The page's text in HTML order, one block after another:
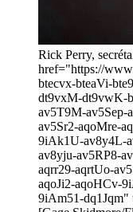
Rick Perry,
href="https://
btecvx-bteaVi-
dt9vxM-dt9vwK-
av5T9M-av5Sep-
av5Sr2-aqoMre-
9iAk1U-av8y4L-
av8yju-av5RP8-
aqrr29-aqrtUo-
aqoJi2-aqoHCv-
9iAm51-dq1Jqm"